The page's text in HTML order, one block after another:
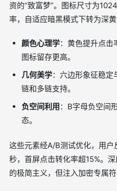
资的“致富梦”。图标尺寸为
率，自适应暗黑模式下转为深
颜色心理学：黄色提升点
图标留存更高。
几何美学：六边形象征稳定
链和多链支持。
负空间利用：B字母负空间
态。
这些元素经A/B测试优化，用户
秒，首屏点击转化率超15%。
的极简主义，但注入加密专属